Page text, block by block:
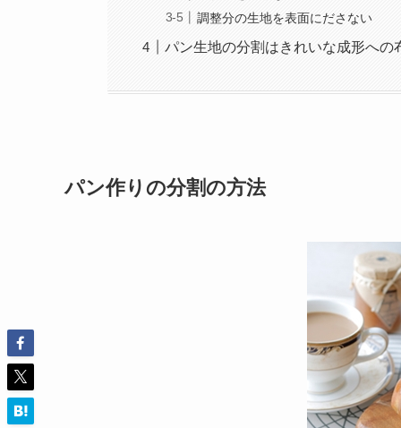
調整分の生地を表面にださない
パン生地の分割はきれいな成形への
パン作りの分割の方法